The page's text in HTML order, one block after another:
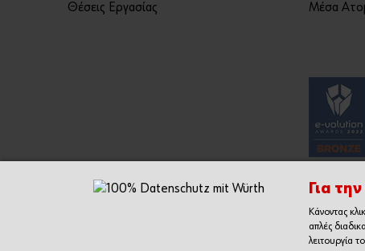
Θέσεις Εργασίας
Μέσα
Για
Κάνοντας
απλές
λειτουργία